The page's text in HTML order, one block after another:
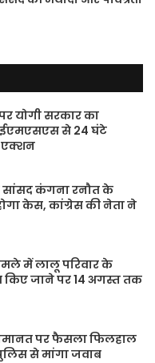
योगी सरकार का
से 24 घंटे
एक्शन
कंगना रनौत के
केस, कांग्रेस की नेता ने
में लालू परिवार के
जाने पर 14 अगस्त तक
पर फैसला फिलहाल
से मांगा जवाब